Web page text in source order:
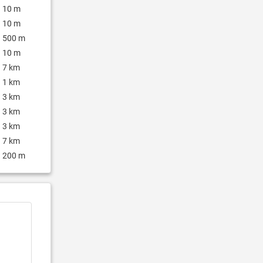
10 m
10 m
500 m
10 m
7 km
1 km
3 km
3 km
3 km
7 km
200 m